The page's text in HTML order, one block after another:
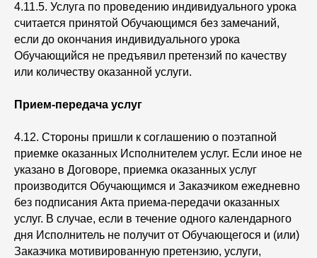
4.11.5. Услуга по проведению индивидуального урока
считается принятой Обучающимся без замечаний,
если до окончания индивидуального урока
Обучающийся не предъявил претензий по качеству
или количеству оказанной услуги.
Прием-передача услуг
4.12. Стороны пришли к соглашению о поэтапной
приемке оказанных Исполнителем услуг. Если иное не
указано в Договоре, приемка оказанных услуг
производится Обучающимся и Заказчиком ежедневно
без подписания Акта приема-передачи оказанных
услуг. В случае, если в течение одного календарного
дня Исполнитель не получит от Обучающегося и (или)
Заказчика мотивированную претензию, услуги,